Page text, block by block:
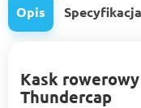
Opis Specyfikacja
Kask
Thundercap